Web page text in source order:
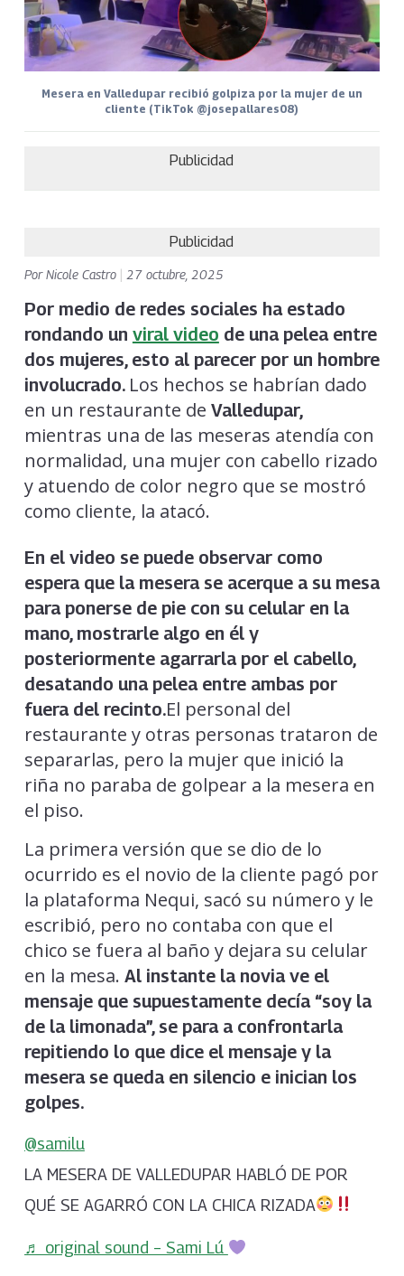
Mesera en Valledupar recibió golpiza por la mujer de un
cliente (TikTok @josepallares08)
Publicidad
Publicidad
PorNicole Castro 27 octubre, 2025
Por medio de redes sociales ha estado
rondando un viral video de una pelea entre
dos mujeres, esto al parecer por un hombre
involucrado. Los hechos se habrían dado
en un restaurante de Valledupar,
mientras una de las meseras atendía con
normalidad, una mujer con cabello rizado
y atuendo de color negro que se mostró
como cliente, la atacó.
En el video se puede observar como
espera que la mesera se acerque a su mesa
para ponerse de pie con su celular en la
mano, mostrarle algo en él y
posteriormente agarrarla por el cabello,
desatando una pelea entre ambas por
fuera del recinto.El personal del
restaurante y otras personas trataron de
separarlas, pero la mujer que inició la
riña no paraba de golpear a la mesera en
el piso.
La primera versión que se dio de lo
ocurrido es el novio de la cliente pagó por
la plataforma Nequi, sacó su número y le
escribió, pero no contaba con que el
chico se fuera al baño y dejara su celular
en la mesa. Al instante la novia ve el
mensaje que supuestamente decía “soy la
de la limonada”, se para a confrontarla
repitiendo lo que dice el mensaje y la
mesera se queda en silencio e inician los
golpes.
@samilu
LA MESERA DE VALLEDUPAR HABLÓ DE POR
QUÉ SE AGARRÓ CON LA CHICA RIZADA
♬ original sound – Sami Lú